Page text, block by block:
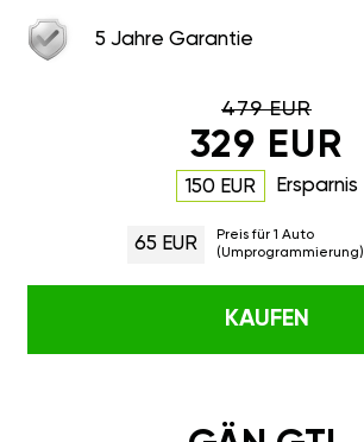
5 Jahre Garantie
479 EUR
329 EUR
150 EUR Ersparnis
65 EUR
Preis für 1 Auto
(Umprogrammierung)
KAUFEN